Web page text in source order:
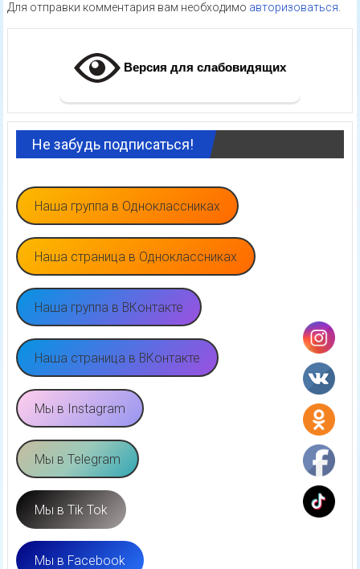
Для отправки комментария вам необходимо авторизоваться
Версия для слабовидящих
Не забудь подписаться!
Наша группа в Одноклассниках
Наша страница в Одноклассниках
Наша группа в ВКонтакте
Наша страница в ВКонтакте
Мы в Instagram
Мы в Telegram
Мы в Tik Tok
Мы в Facebook